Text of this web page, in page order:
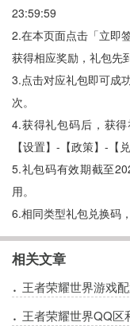
23:59:59
2.在本页面点击「立即
获得相应奖励，礼包先
3.点击对应礼包即可成
次。
4.获得礼包码后，获
【设置】-【政策】-【
5.礼包码有效期截至
用。
6.相同类型礼包兑换码
相关文章